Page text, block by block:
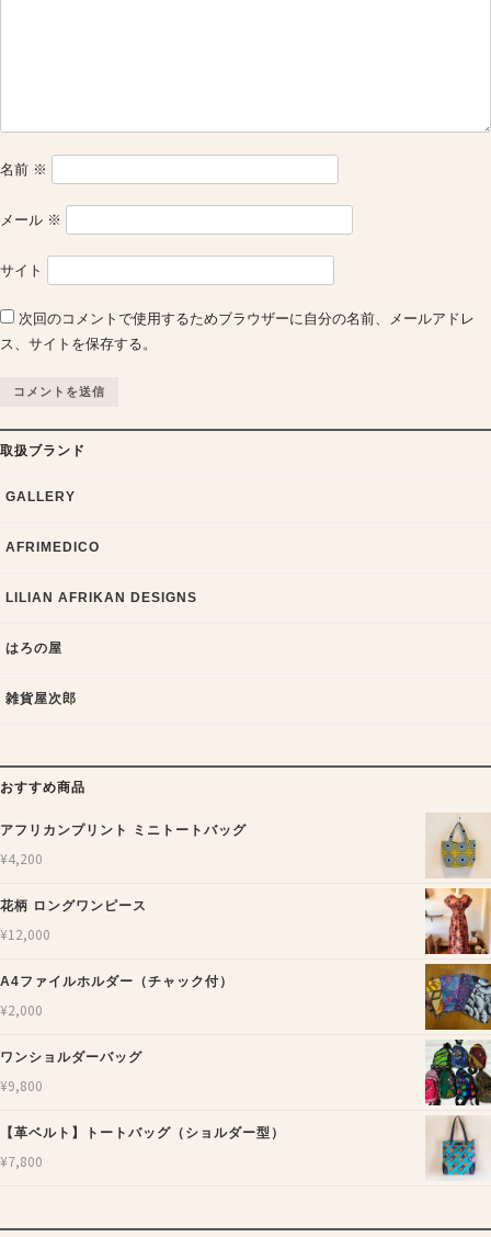
名前 ※
メール ※
サイト
次回のコメントで使用するためブラウザーに自分の名前、メールアドレ
ス、サイトを保存する。
取扱ブランド
GALLERY
AFRIMEDICO
LILIAN AFRIKAN DESIGNS
はろの屋
雑貨屋次郎
おすすめ商品
アフリカンプリント ミニトートバッグ
¥4,200
花柄 ロングワンピース
¥12,000
A4ファイルホルダー（チャック付）
¥2,000
ワンショルダーバッグ
¥9,800
【革ベルト】トートバッグ（ショルダー型）
¥7,800